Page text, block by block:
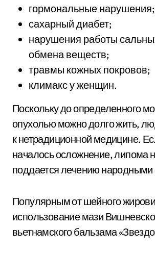
гормональные нарушения;
сахарный диабет;
нарушения работы
обмена веществ;
травмы кожных покровов;
климакс у женщин.
Поскольку до определенного
опухолью можно долго жить,
к нетрадиционной медицине.
началось осложнение, липома
поддается лечению
Популярным от шейного
использование мази
вьетнамского бальзама